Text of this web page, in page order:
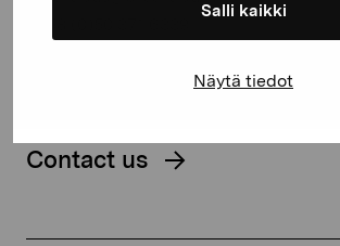
Salli kaikki
Näytä tiedot
Contact us